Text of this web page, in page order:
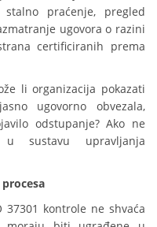
stalno praćenje, pregled
ugovora o razini
certificiranih prema
li organizacija pokazati
ugovorno obvezala,
odstupanje? Ako ne
sustavu upravljanja
37301 kontrole ne shvaća